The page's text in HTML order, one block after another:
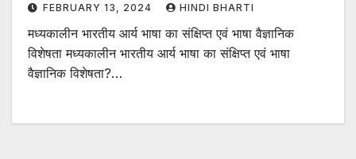
FEBRUARY 13, 2024 HINDI BHARTI
मध्यकालीन भारतीय आर्य भाषा का संक्षिप्त एवं भाषा वैज्ञानिक
विशेषता मध्यकालीन भारतीय आर्य भाषा का संक्षिप्त एवं भाषा
वैज्ञानिक विशेषता?…